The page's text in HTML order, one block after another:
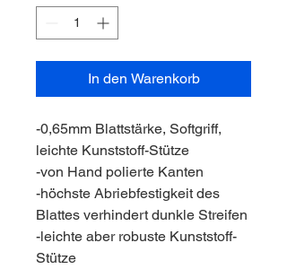
In den Warenkorb
-0,65mm Blattstärke, Softgriff,
leichte Kunststoff-Stütze
-von Hand polierte Kanten
-höchste Abriebfestigkeit des
Blattes verhindert dunkle Streifen
-leichte aber robuste Kunststoff-
Stütze